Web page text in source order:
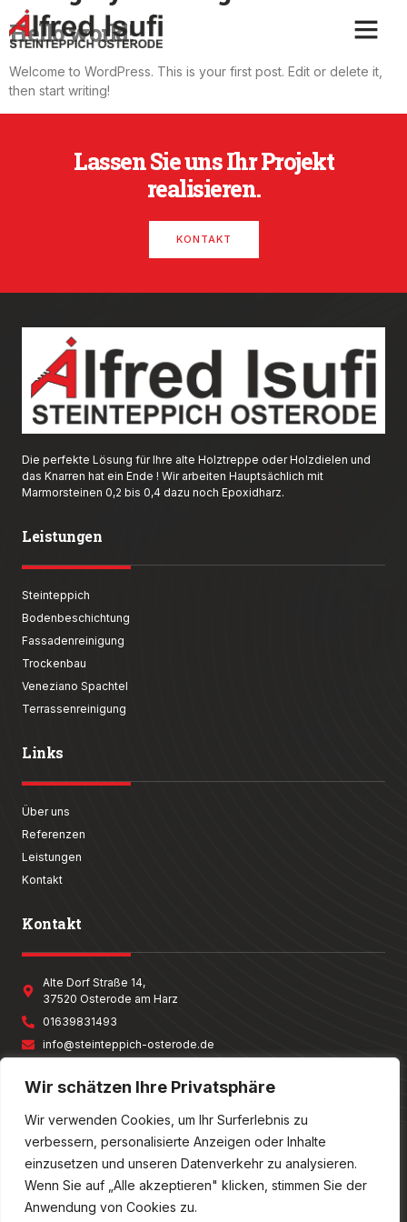
Wir schätzen Ihre Privatsphäre
Wir verwenden Cookies, um Ihr Surferlebnis zu
verbessern, personalisierte Anzeigen oder Inhalte
einzusetzen und unseren Datenverkehr zu analysieren.
Wenn Sie auf „Alle akzeptieren" klicken, stimmen Sie der
Anwendung von Cookies zu.
Hello world!
Welcome to WordPress. This is your first post. Edit or delete it,
then start writing!
Lassen Sie uns Ihr Projekt
realisieren.
KONTAKT
Die perfekte Lösung für Ihre alte Holztreppe oder Holzdielen und
das Knarren hat ein Ende ! Wir arbeiten Hauptsächlich mit
Marmorsteinen 0,2 bis 0,4 dazu noch Epoxidharz.
Leistungen
Steinteppich
Bodenbeschichtung
Fassadenreinigung
Trockenbau
Veneziano Spachtel
Terrassenreinigung
Links
Über uns
Referenzen
Leistungen
Kontakt
Kontakt
Alte Dorf Straße 14,
37520 Osterode am Harz
01639831493
info@steinteppich-osterode.de
© Alfred Isufi Steinteppich – Alle Rechte vorbehalten!